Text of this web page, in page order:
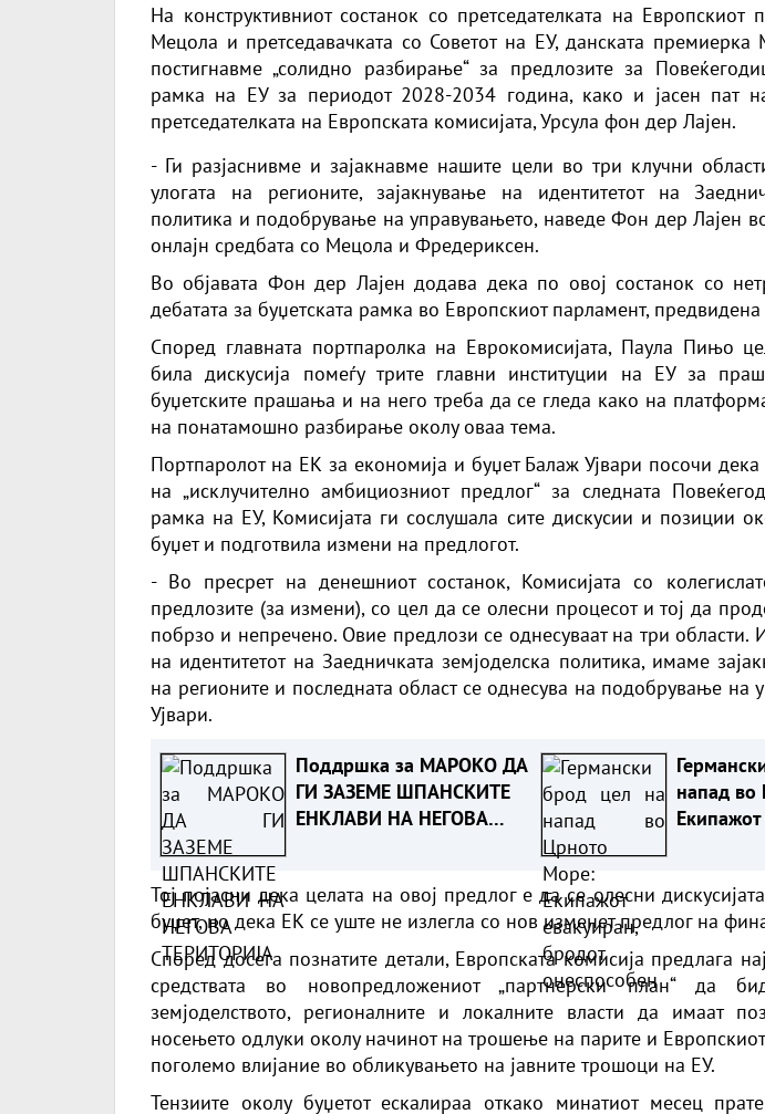
На конструктивниот состанок со претседателката на Европскиот
Мецола и претседавачката со Советот на ЕУ, данската
постигнавме „солидно разбирање“ за предлозите за
рамка на ЕУ за периодот 2028-2034 година, како и јасен пат
претседателката на Европската комисијата, Урсула фон дер Лајен.
- Ги разјаснивме и зајакнавме нашите цели во три клучни
улогата на регионите, зајакнување на идентитетот на
политика и подобрување на управувањето, наведе Фон дер Лајен
онлајн средбата со Мецола и Фредериксен.
Во објавата Фон дер Лајен додава дека по овој состанок со
дебатата за буџетската рамка во Европскиот парламент,
Според главната портпаролка на Еврокомисијата, Паула Пињо
била дискусија помеѓу трите главни институции на ЕУ за
буџетските прашања и на него треба да се гледа како на
на понатамошно разбирање околу оваа тема.
Портпаролот на ЕК за економија и буџет Балаж Ујвари посочи дека
на „исклучително амбициозниот предлог“ за следната
рамка на ЕУ, Комисијата ги сослушала сите дискусии и позиции
буџет и подготвила измени на предлогот.
- Во пресрет на денешниот состанок, Комисијата со
предлозите (за измени), со цел да се олесни процесот и тој да
побрзо и непречено. Овие предлози се однесуваат на три области.
на идентитетот на Заедничката земјоделска политика, имаме
на регионите и последната област се однесува на подобрување на
Ујвари.
Поддршка за МАРОКО ДА
ГИ ЗАЗЕМЕ ШПАНСКИТЕ
ЕНКЛАВИ НА НЕГОВА
напад
Тој појасни дека целата на овој предлог е да се олесни
буџет, но дека ЕК се уште не излегла со нов изменет предлог на
Според досега познатите детали, Европската комисија предлага
средствата во новопредложениот „партнерски план“ да
земјоделството, регионалните и локалните власти да имаат
носењето одлуки околу начинот на трошење на парите и
поголемо влијание во обликувањето на јавните трошоци на ЕУ.
Тензиите околу буџетот ескалираа откако минатиот месец